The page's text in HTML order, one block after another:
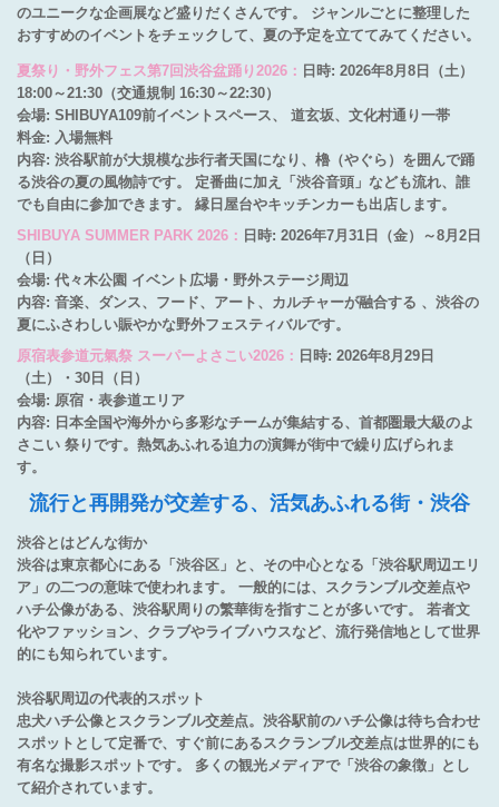
のユニークな企画展など盛りだくさんです。 ジャンルごとに整理した
おすすめのイベントをチェックして、夏の予定を立ててみてください。
夏祭り・野外フェス第7回渋谷盆踊り2026： 日時: 2026年8月8日（土）
18:00～21:30（交通規制 16:30～22:30）
会場: SHIBUYA109前イベントスペース、 道玄坂、文化村通り一帯
料金: 入場無料
内容: 渋谷駅前が大規模な歩行者天国になり、櫓（やぐら）を囲んで踊
る渋谷の夏の風物詩です。 定番曲に加え「渋谷音頭」なども流れ、誰
でも自由に参加できます。 縁日屋台やキッチンカーも出店します。
SHIBUYA SUMMER PARK 2026： 日時: 2026年7月31日（金）～8月2日
（日）
会場: 代々木公園 イベント広場・野外ステージ周辺
内容: 音楽、ダンス、フード、アート、カルチャーが融合する 、渋谷の
夏にふさわしい賑やかな野外フェスティバルです。
原宿表参道元氣祭 スーパーよさこい2026： 日時: 2026年8月29日
（土）・30日（日）
会場: 原宿・表参道エリア
内容: 日本全国や海外から多彩なチームが集結する、首都圏最大級のよ
さこい 祭りです。熱気あふれる迫力の演舞が街中で繰り広げられま
す。
流行と再開発が交差する、活気あふれる街・渋谷
渋谷とはどんな街か
渋谷は東京都心にある「渋谷区」と、その中心となる「渋谷駅周辺エリ
ア」の二つの意味で使われます。 一般的には、スクランブル交差点や
ハチ公像がある、渋谷駅周りの繁華街を指すことが多いです。 若者文
化やファッション、クラブやライブハウスなど、流行発信地として世界
的にも知られています。
渋谷駅周辺の代表的スポット
忠犬ハチ公像とスクランブル交差点。渋谷駅前のハチ公像は待ち合わせ
スポットとして定番で、すぐ前にあるスクランブル交差点は世界的にも
有名な撮影スポットです。 多くの観光メディアで「渋谷の象徴」とし
て紹介されています。